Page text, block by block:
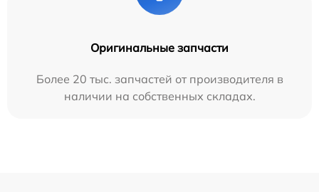
Оригинальные запчасти
Более 20 тыс. запчастей от производителя в
наличии на собственных складах.